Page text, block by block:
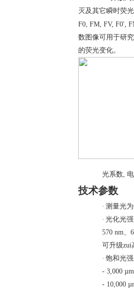
灭及其它瞬时荧
F0, FM, FV, F0', F
数图像可用于研
的荧光变化。
光系数,
技术参数
· 测量光
· 光化光
570 nm、
可升级zui
· 饱和光
- 3,000
- 10,000